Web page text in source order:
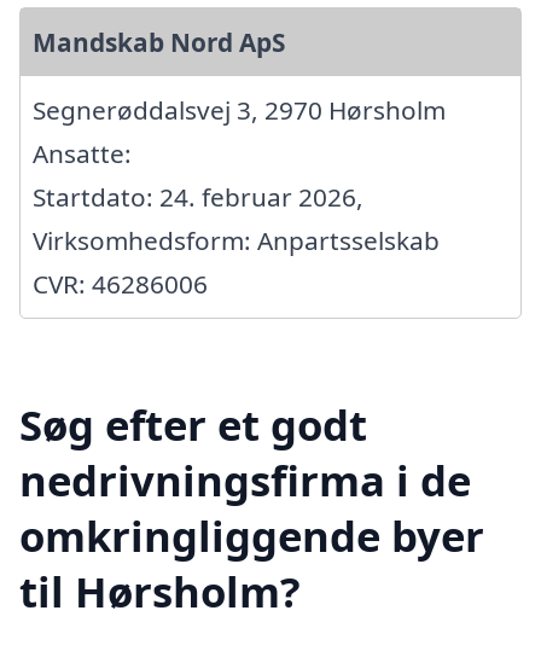
Mandskab Nord ApS
Segnerøddalsvej 3, 2970 Hørsholm
Ansatte:
Startdato: 24. februar 2026,
Virksomhedsform: Anpartsselskab
CVR: 46286006
Søg efter et godt
nedrivningsfirma i de
omkringliggende byer
til Hørsholm?